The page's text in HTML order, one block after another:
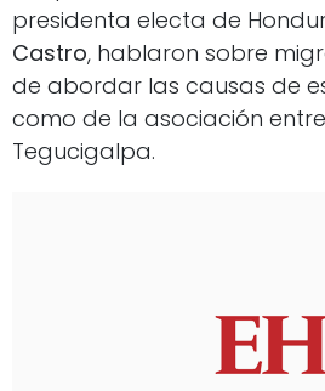
presidenta electa de
Castro, hablaron sobre
de abordar las causas de
como de la asociación
Tegucigalpa.